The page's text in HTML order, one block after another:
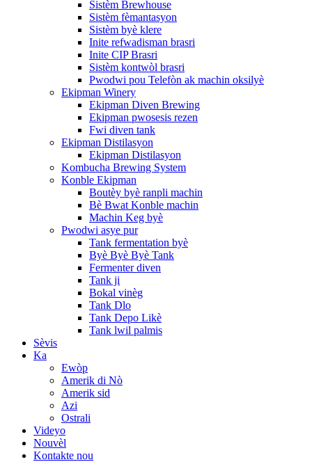
Sistèm Brewhouse
Sistèm fèmantasyon
Sistèm byè klere
Inite refwadisman brasri
Inite CIP Brasri
Sistèm kontwòl brasri
Pwodwi pou Telefòn ak machin oksilyè
Ekipman Winery
Ekipman Diven Brewing
Ekipman pwosesis rezen
Fwi diven tank
Ekipman Distilasyon
Ekipman Distilasyon
Kombucha Brewing System
Konble Ekipman
Boutèy byè ranpli machin
Bè Bwat Konble machin
Machin Keg byè
Pwodwi asye pur
Tank fermentation byè
Byè Byè Byè Tank
Fermenter diven
Tank ji
Bokal vinèg
Tank Dlo
Tank Depo Likè
Tank lwil palmis
Sèvis
Ka
Ewòp
Amerik di Nò
Amerik sid
Azi
Ostrali
Videyo
Nouvèl
Kontakte nou